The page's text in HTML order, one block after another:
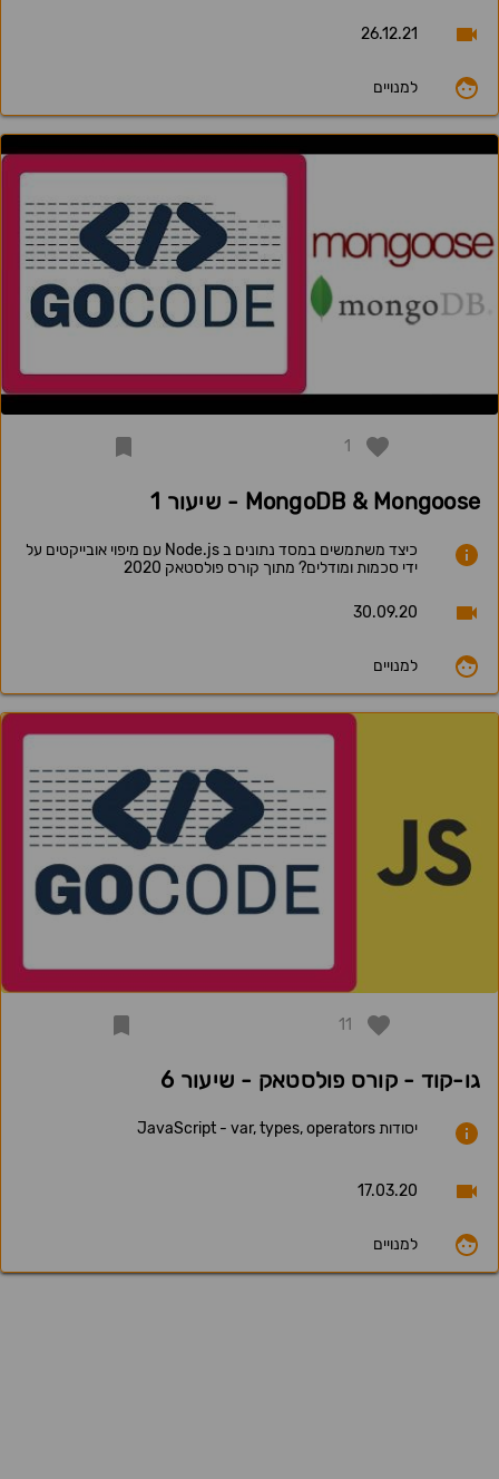
26.12.21
למנויים
1
MongoDB & Mongoose - שיעור 1
כיצד משתמשים במסד נתונים ב Node.js עם מיפוי אובייקטים על
ידי סכמות ומודלים? מתוך קורס פולסטאק 2020
30.09.20
למנויים
11
גו-קוד - קורס פולסטאק - שיעור 6
יסודות JavaScript - var, types, operators
17.03.20
למנויים